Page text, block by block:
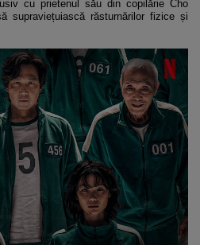
cu prietenul său din copilărie Cho
supraviețuiască răsturnărilor fizice și